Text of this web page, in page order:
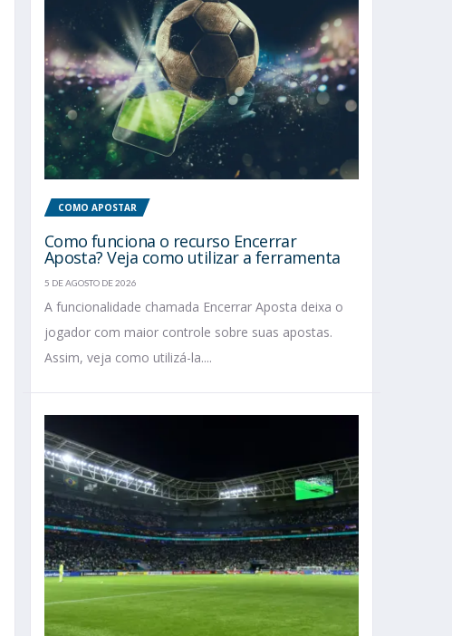
COMO APOSTAR
Como funciona o recurso Encerrar
Aposta? Veja como utilizar a ferramenta
5 DE AGOSTO DE 2026
A funcionalidade chamada Encerrar Aposta deixa o
jogador com maior controle sobre suas apostas.
Assim, veja como utilizá-la....